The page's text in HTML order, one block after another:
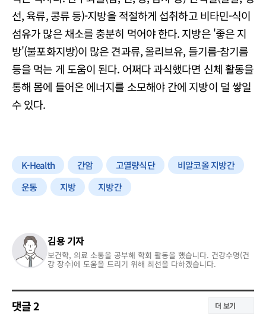
선, 육류, 콩류 등)-지방을 적절하게 섭취하고 비타민-식이
섬유가 많은 채소를 충분히 먹어야 한다. 지방은 '좋은 지
방'(불포화지방)이 많은 견과류, 올리브유, 들기름-참기름
등을 먹는 게 도움이 된다. 어쩌다 과식했다면 신체 활동을
통해 몸에 들어온 에너지를 소모해야 간에 지방이 덜 쌓일
수 있다.
K-Health 간암 고열량식단
비알코올 지방간
운동
지방 지방간
김용 기자
보건학, 의료 소통을 공부해 학회 활동을 했습니다. 건강수명(건
강 장수)에 도움을 드리기 위해 최선을 다하겠습니다.
댓글2 더 보기